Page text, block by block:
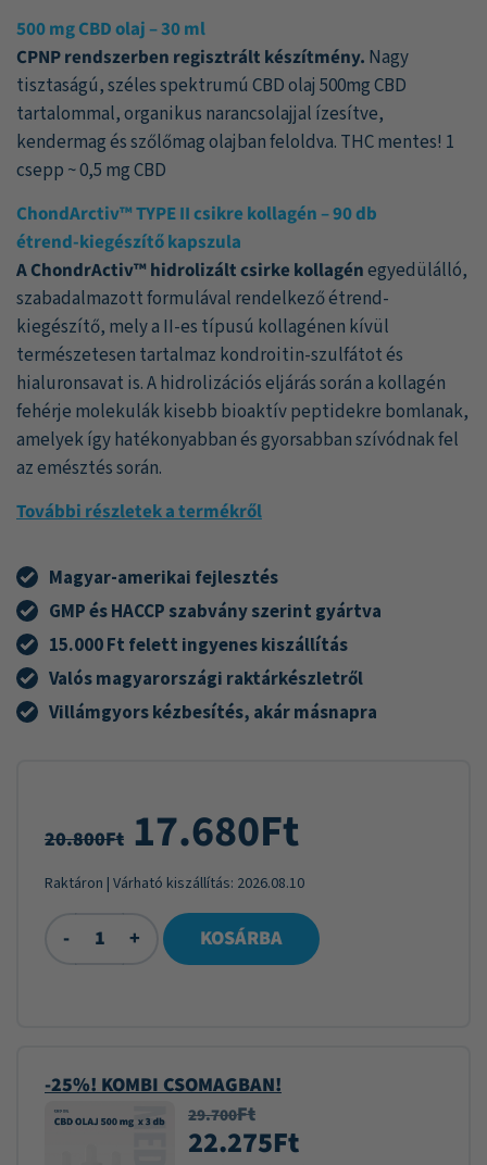
500 mg CBD olaj – 30 ml
CPNP rendszerben regisztrált készítmény. Nagy
tisztaságú, széles spektrumú CBD olaj 500mg CBD
tartalommal, organikus narancsolajjal ízesítve,
kendermag és szőlőmag olajban feloldva. THC mentes! 1
csepp ~ 0,5 mg CBD
ChondArctiv™ TYPE II csikre kollagén – 90 db
étrend-kiegészítő kapszula
A ChondrActiv™ hidrolizált csirke kollagénegyedülálló,
szabadalmazott formulával rendelkező étrend-
kiegészítő, mely a II-es típusú kollagénen kívül
természetesen tartalmaz kondroitin-szulfátot és
hialuronsavat is. A hidrolizációs eljárás során a kollagén
fehérje molekulák kisebb bioaktív peptidekre bomlanak,
amelyek így hatékonyabban és gyorsabban szívódnak fel
az emésztés során.
További részletek a termékről
Magyar-amerikai fejlesztés
GMP és HACCP szabvány szerint gyártva
15.000 Ft felett ingyenes kiszállítás
Valós magyarországi raktárkészletről
Villámgyors kézbesítés, akár másnapra
20.800Ft 17.680Ft
Raktáron | Várható kiszállítás: 2026.08.10
- + KOSÁRBA
-25%! KOMBI CSOMAGBAN!
29.700Ft
22.275Ft